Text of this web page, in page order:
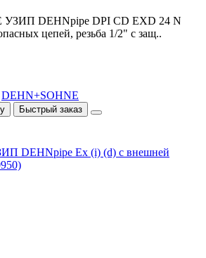
УЗИП DEHNpipe DPI СD EXD 24 N
цепей, резьба 1/2" с защ..
DEHN+SOHNE
Быстрый заказ